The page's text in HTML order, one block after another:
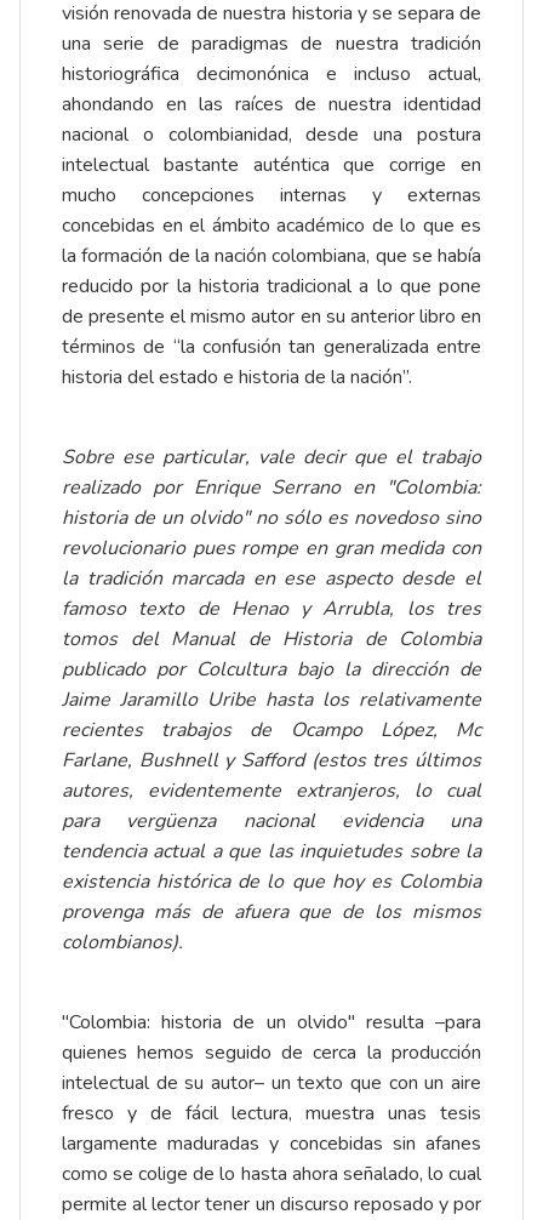
visión renovada de nuestra historia y se separa de
una serie de paradigmas de nuestra tradición
historiográfica decimonónica e incluso actual,
ahondando en las raíces de nuestra identidad
nacional o colombianidad, desde una postura
intelectual bastante auténtica que corrige en
mucho concepciones internas y externas
concebidas en el ámbito académico de lo que es
la formación de la nación colombiana, que se había
reducido por la historia tradicional a lo que pone
de presente el mismo autor en su anterior libro en
términos de “la confusión tan generalizada entre
historia del estado e historia de la nación”.
Sobre ese particular, vale decir que el trabajo
realizado por Enrique Serrano en "Colombia:
historia de un olvido" no sólo es novedoso sino
revolucionario pues rompe en gran medida con
la tradición marcada en ese aspecto desde el
famoso texto de Henao y Arrubla, los tres
tomos del Manual de Historia de Colombia
publicado por Colcultura bajo la dirección de
Jaime Jaramillo Uribe hasta los relativamente
recientes trabajos de Ocampo López, Mc
Farlane, Bushnell y Safford (estos tres últimos
autores, evidentemente extranjeros, lo cual
para vergüenza nacional evidencia una
tendencia actual a que las inquietudes sobre la
existencia histórica de lo que hoy es Colombia
provenga más de afuera que de los mismos
colombianos).
"Colombia: historia de un olvido" resulta –para
quienes hemos seguido de cerca la producción
intelectual de su autor– un texto que con un aire
fresco y de fácil lectura, muestra unas tesis
largamente maduradas y concebidas sin afanes
como se colige de lo hasta ahora señalado, lo cual
permite al lector tener un discurso reposado y por